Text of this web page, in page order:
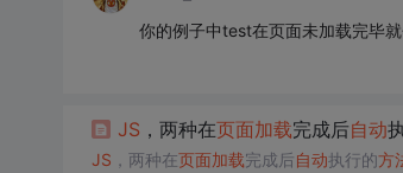
你的例子中test在页面未加载完毕就
JS ，两种在页面加载完成后自动
JS ，两种在页面加载完成后自动执行的方